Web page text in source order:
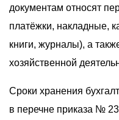
документам относят
платёжки, накладные,
книги, журналы), а
хозяйственной
Сроки хранения
в перечне приказа №